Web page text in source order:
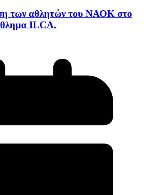
των αθλητών του ΝΑΟΚ στο
ILCA.